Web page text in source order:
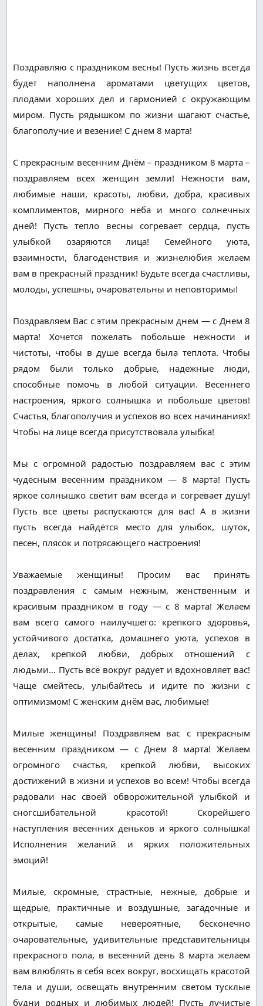
Поздравляю с праздником весны! Пусть жизнь всегда
будет наполнена ароматами цветущих цветов,
плодами хороших дел и гармонией с окружающим
миром. Пусть рядышком по жизни шагают счастье,
благополучие и везение! С днем 8 марта!
С прекрасным весенним Днём – праздником 8 марта –
поздравляем всех женщин земли! Нежности вам,
любимые наши, красоты, любви, добра, красивых
комплиментов, мирного неба и много солнечных
дней! Пусть тепло весны согревает сердца, пусть
улыбкой озаряются лица! Семейного уюта,
взаимности, благоденствия и жизнелюбия желаем
вам в прекрасный праздник! Будьте всегда счастливы,
молоды, успешны, очаровательны и неповторимы!
Поздравляем Вас с этим прекрасным днем — с Днем 8
марта! Хочется пожелать побольше нежности и
чистоты, чтобы в душе всегда была теплота. Чтобы
рядом были только добрые, надежные люди,
способные помочь в любой ситуации. Весеннего
настроения, яркого солнышка и побольше цветов!
Счастья, благополучия и успехов во всех начинаниях!
Чтобы на лице всегда присутствовала улыбка!
Мы с огромной радостью поздравляем вас с этим
чудесным весенним праздником — 8 марта! Пусть
яркое солнышко светит вам всегда и согревает душу!
Пусть все цветы распускаются для вас! А в жизни
пусть всегда найдётся место для улыбок, шуток,
песен, плясок и потрясающего настроения!
Уважаемые женщины! Просим вас принять
поздравления с самым нежным, женственным и
красивым праздником в году — с 8 марта! Желаем
вам всего самого наилучшего: крепкого здоровья,
устойчивого достатка, домашнего уюта, успехов в
делах, крепкой любви, добрых отношений с
людьми… Пусть всё вокруг радует и вдохновляет вас!
Чаще смейтесь, улыбайтесь и идите по жизни с
оптимизмом! С женским днём вас, любимые!
Милые женщины! Поздравляем вас с прекрасным
весенним праздником — с Днем 8 марта! Желаем
огромного счастья, крепкой любви, высоких
достижений в жизни и успехов во всем! Чтобы всегда
радовали нас своей обворожительной улыбкой и
сногсшибательной красотой! Скорейшего
наступления весенних деньков и яркого солнышка!
Исполнения желаний и ярких положительных
эмоций!
Милые, скромные, страстные, нежные, добрые и
щедрые, практичные и воздушные, загадочные и
открытые, самые невероятные, бесконечно
очаровательные, удивительные представительницы
прекрасного пола, в весенний день 8 марта желаем
вам влюблять в себя всех вокруг, восхищать красотой
тела и души, освещать внутренним светом тусклые
будни родных и любимых людей! Пусть лучистые